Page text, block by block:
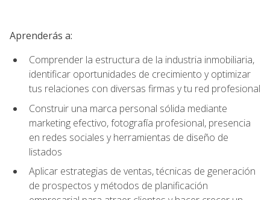
Aprenderás a:
Comprender la estructura de la industria inmobiliaria,
identificar oportunidades de crecimiento y optimizar
tus relaciones con diversas firmas y tu red profesional
Construir una marca personal sólida mediante
marketing efectivo, fotografía profesional, presencia
en redes sociales y herramientas de diseño de
listados
Aplicar estrategias de ventas, técnicas de generación
de prospectos y métodos de planificación